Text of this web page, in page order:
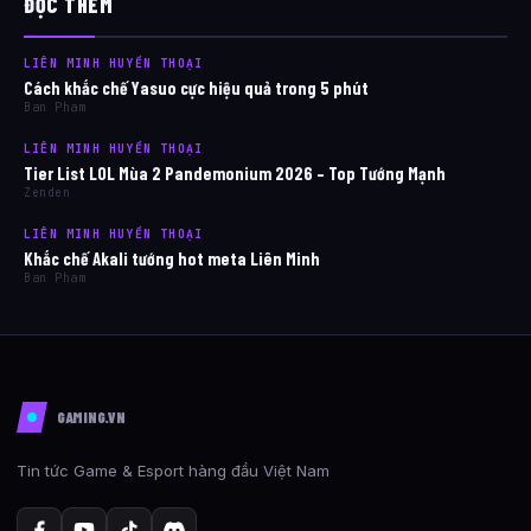
LIÊN MINH HUYỀN THOẠI
Cách khắc chế Yasuo cực hiệu quả trong 5 phút
Ban Pham
LIÊN MINH HUYỀN THOẠI
Tier List LOL Mùa 2 Pandemonium 2026 – Top Tướng Mạnh
Zenden
LIÊN MINH HUYỀN THOẠI
Khắc chế Akali tướng hot meta Liên Minh
Ban Pham
GAMING.VN
Tin tức Game & Esport hàng đầu Việt Nam